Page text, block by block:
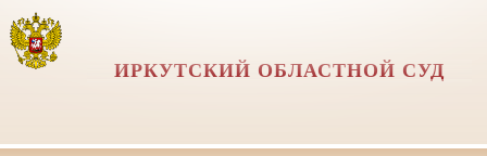
ИРКУТСКИЙ ОБЛАСТНОЙ СУД